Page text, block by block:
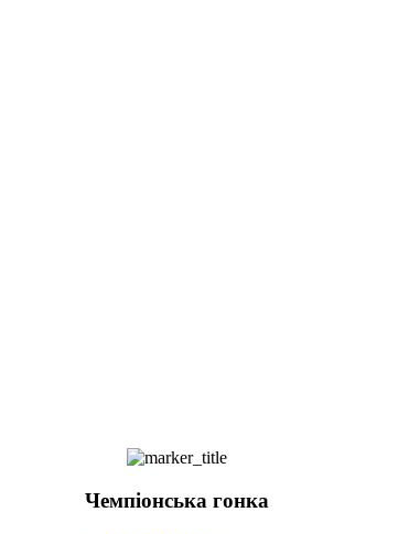
Чемпіонська гонка